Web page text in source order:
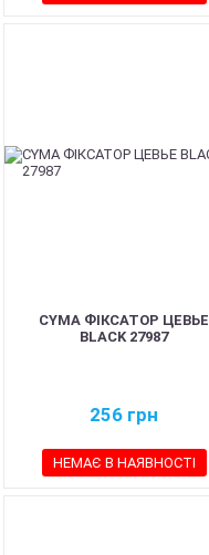
CYMA ФІКСАТОР ЦЕВЬЕ
BLACK 27987
256 грн
НЕМАЄ В НАЯВНОСТІ